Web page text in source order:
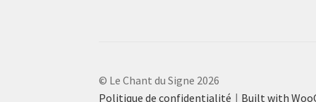
© Le Chant du Signe 2026
Politique de confidentialité
Built with